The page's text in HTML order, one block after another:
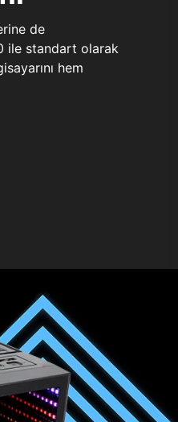
de
ile standart olarak
hem